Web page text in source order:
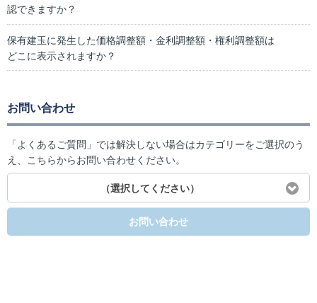
認できますか？
保有建玉に発生した価格調整額・金利調整額・権利調整額は
どこに表示されますか？
お問い合わせ
「よくあるご質問」では解決しない場合はカテゴリーをご選択のう
え、こちらからお問い合わせください。
（選択してください）
お問い合わせ